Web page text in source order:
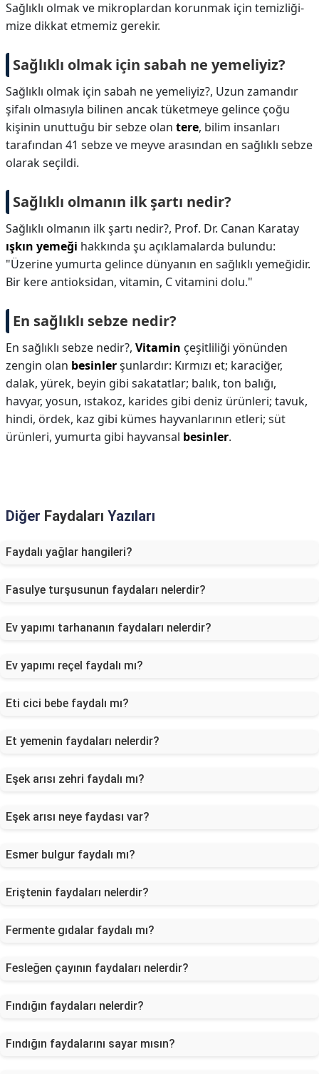
Sağlıklı olmak ve mikroplardan korunmak için temizliği-
mize dikkat etmemiz gerekir.
Sağlıklı olmak için sabah ne yemeliyiz?
Sağlıklı olmak için sabah ne yemeliyiz?, Uzun zamandır
şifalı olmasıyla bilinen ancak tüketmeye gelince çoğu
kişinin unuttuğu bir sebze olan tere, bilim insanları
tarafından 41 sebze ve meyve arasından en sağlıklı sebze
olarak seçildi.
Sağlıklı olmanın ilk şartı nedir?
Sağlıklı olmanın ilk şartı nedir?, Prof. Dr. Canan Karatay
ışkın yemeği hakkında şu açıklamalarda bulundu:
"Üzerine yumurta gelince dünyanın en sağlıklı yemeğidir.
Bir kere antioksidan, vitamin, C vitamini dolu."
En sağlıklı sebze nedir?
En sağlıklı sebze nedir?, Vitamin çeşitliliği yönünden
zengin olan besinlerşunlardır: Kırmızı et; karaciğer,
dalak, yürek, beyin gibi sakatatlar; balık, ton balığı,
havyar, yosun, ıstakoz, karides gibi deniz ürünleri; tavuk,
hindi, ördek, kaz gibi kümes hayvanlarının etleri; süt
ürünleri, yumurta gibi hayvansal besinler.
Diğer Faydaları Yazıları
Faydalı yağlar hangileri?
Fasulye turşusunun faydaları nelerdir?
Ev yapımı tarhananın faydaları nelerdir?
Ev yapımı reçel faydalı mı?
Eti cici bebe faydalı mı?
Et yemenin faydaları nelerdir?
Eşek arısı zehri faydalı mı?
Eşek arısı neye faydası var?
Esmer bulgur faydalı mı?
Eriştenin faydaları nelerdir?
Fermente gıdalar faydalı mı?
Fesleğen çayının faydaları nelerdir?
Fındığın faydaları nelerdir?
Fındığın faydalarını sayar mısın?